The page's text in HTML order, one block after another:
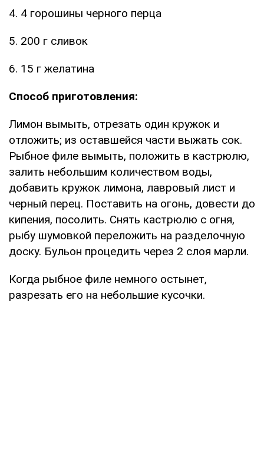
4. 4 горошины черного перца
5. 200 г сливок
6. 15 г желатина
Способ приготовления:
Лимон вымыть, отрезать один кружок и
отложить; из оставшейся части выжать сок.
Рыбное филе вымыть, положить в кастрюлю,
залить небольшим количеством воды,
добавить кружок лимона, лавровый лист и
черный перец. Поставить на огонь, довести до
кипения, посолить. Снять кастрюлю с огня,
рыбу шумовкой переложить на разделочную
доску. Бульон процедить через 2 слоя марли.
Когда рыбное филе немного остынет,
разрезать его на небольшие кусочки.